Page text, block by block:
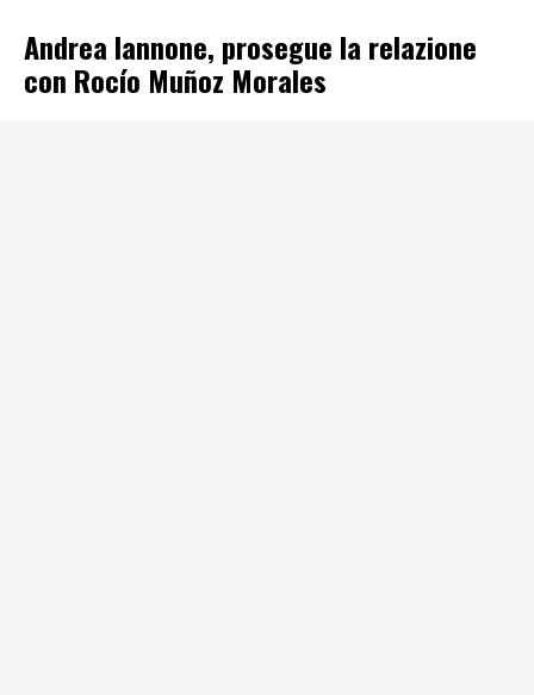
Andrea Iannone, prosegue la relazione
con Rocío Muñoz Morales